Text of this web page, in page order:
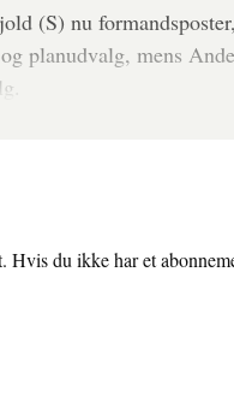
(S) nu
planudvalg, mens
Hvis du ikke har et